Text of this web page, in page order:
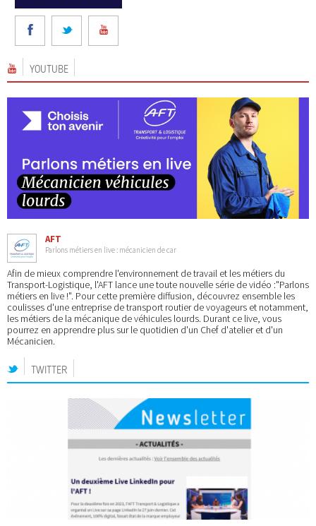
YOUTUBE
AFT
Parlons métiers en live : mécanicien de car
Afin de mieux comprendre l'environnement de travail et les métiers du
Transport-Logistique, l'AFT lance une toute nouvelle série de vidéo :"Parlons
métiers en live !". Pour cette première diffusion, découvrez ensemble les
coulisses d'une entreprise de transport routier de voyageurs et notamment,
les métiers de la mécanique de véhicules lourds. Durant ce live, vous
pourrez en apprendre plus sur le quotidien d'un Chef d'atelier et d'un
Mécanicien.
TWITTER